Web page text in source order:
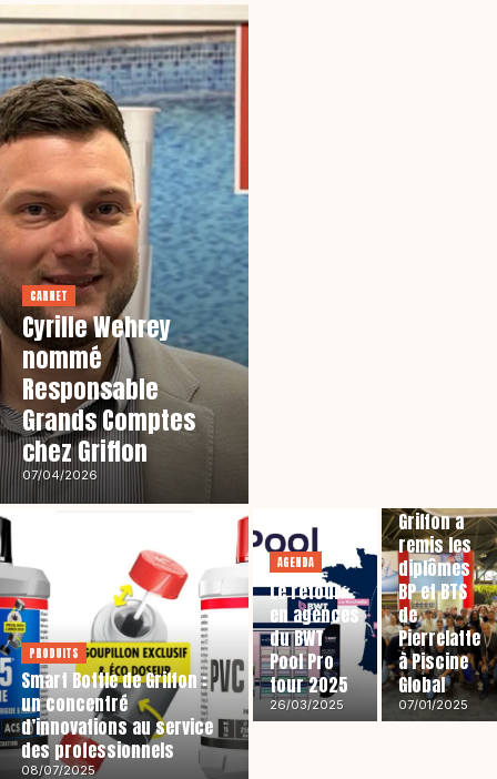
CARNET
Cyrille Wehrey
nommé
Responsable
Grands Comptes
chez Griffon
07/04/2026
PRODUITS
Smart Bottle de Griffon :
un concentré
d’innovations au service
des professionnels
08/07/2025
AGENDA
Le retour
en agences
du BWT
Pool Pro
tour 2025
26/03/2025
Griffon a
remis les
diplômes
BP et BTS
de
Pierrelatte
à Piscine
Global
07/01/2025